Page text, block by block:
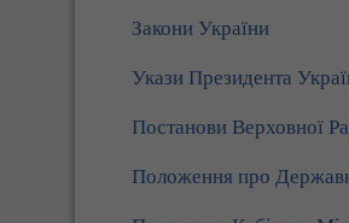
Закони України
Укази Президента
Постанови Верховної
Положення про